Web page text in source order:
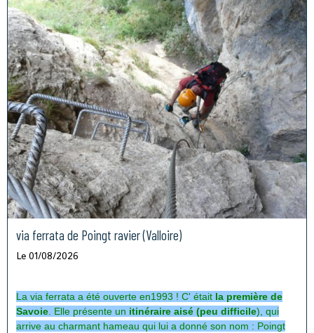
via ferrata de Poingt ravier (Valloire)
Le 01/08/2026
La via ferrata a été ouverte en1993 ! C' était la première de
Savoie. Elle présente un itinéraire aisé (peu difficile), qui
arrive au charmant hameau qui lui a donné son nom : Poingt